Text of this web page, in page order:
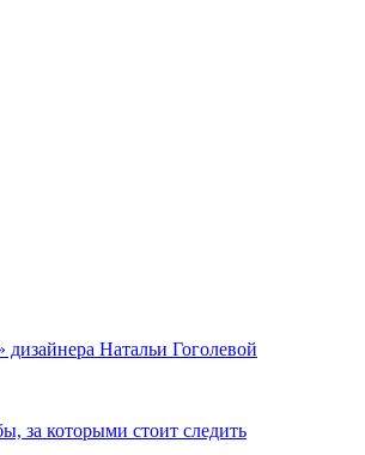
Натальи Гоголевой